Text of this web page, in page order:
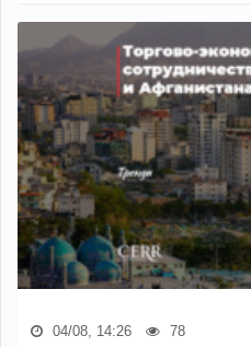
04/08, 14:26 78